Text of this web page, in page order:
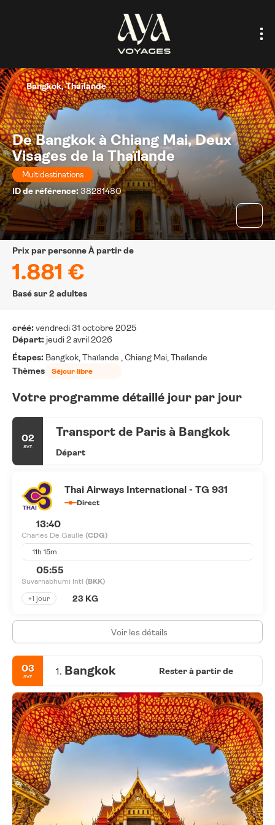
De Bangkok à Chiang Mai, Deux
Visages de la Thaïlande
Multidestinations
ID de référence:38281480
Bangkok, Thaïlande
prix par personne À partir de
1.881 €
Basé sur 2 adultes
créé:vendredi 31 octobre 2025
Départ: jeudi 2 avril 2026
Étapes: Bangkok, Thaïlande , Chiang Mai, Thaïlande
Thèmes
Séjour libre
Votre programme détaillé jour par jour
02
avr.
Transport de Paris à Bangkok
Départ
Thai Airways International - TG 931
Direct
13:40
Charles De Gaulle (CDG)
11h 15m
05:55
Suvarnabhumi Intl (BKK)
+1 jour
23 KG
Voir les détails
03
avr. 1. Bangkok Rester à partir de